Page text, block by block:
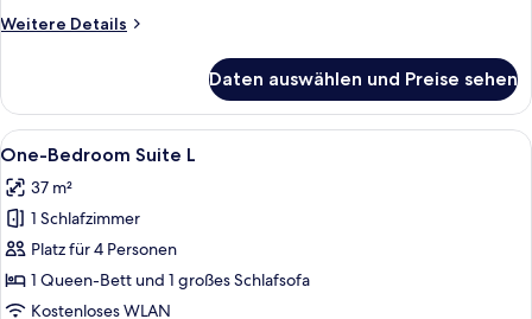
Weitere Details
Weitere
with
sofa
bed
Daten auswählen und Preise sehen
Alle
Fotos
für
One-
Bedroom
Suite
L
Ein modernes Schlafzimmer mit
19
One-Bedroom Suite L
37 m²
1 Schlafzimmer
Platz für 4 Personen
1 Queen-Bett und 1 großes Schlafsofa
Kostenloses WLAN